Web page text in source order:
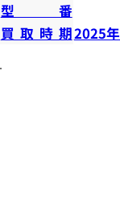
型番
買取時期2025